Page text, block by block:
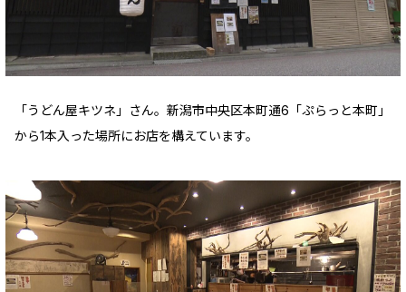
「うどん屋キツネ」さん。新潟市中央区本町通6「ぷらっと本町」
から1本入った場所にお店を構えています。